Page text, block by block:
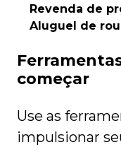
Revenda de
Aluguel de
começar
Use as
impulsionar